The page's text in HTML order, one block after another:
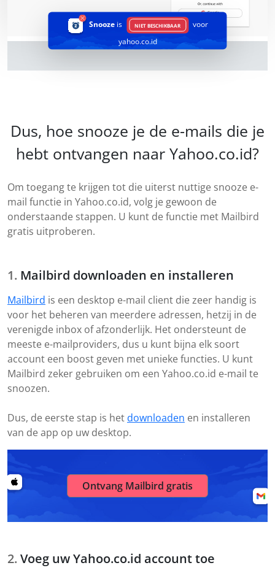
Snooze is NIET BESCHIKBAAR
voor
yahoo.co.id
Dus, hoe snooze je de e-mails die je
hebt ontvangen naar Yahoo.co.id?
Om toegang te krijgen tot die uiterst nuttige snooze e-
mail functie in Yahoo.co.id, volg je gewoon de
onderstaande stappen. U kunt de functie met Mailbird
gratis uitproberen.
Mailbird downloaden en installeren
Mailbird is een desktop e-mail client die zeer handig is
voor het beheren van meerdere adressen, hetzij in de
verenigde inbox of afzonderlijk. Het ondersteunt de
meeste e-mailproviders, dus u kunt bijna elk soort
account een boost geven met unieke functies. U kunt
Mailbird zeker gebruiken om een Yahoo.co.id e-mail te
snoozen.
Dus, de eerste stap is het downloaden en installeren
van de app op uw desktop.
Ontvang Mailbird gratis
Voeg uw Yahoo.co.id account toe